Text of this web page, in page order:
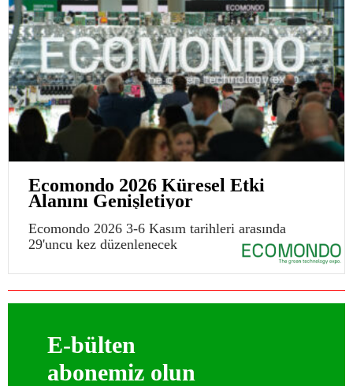
Ecomondo 2026 Küresel Etki
Alanını Genişletiyor
Ecomondo 2026 3-6 Kasım tarihleri arasında
29'uncu kez düzenlenecek
E-bülten
abonemiz olun